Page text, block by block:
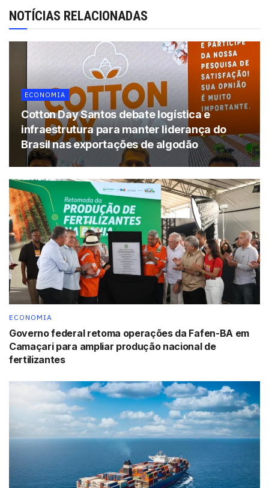
NOTÍCIAS RELACIONADAS
ECONOMIA
Cotton Day Santos debate logística e
infraestrutura para manter liderança do
Brasil nas exportações de algodão
ECONOMIA
Governo federal retoma operações da Fafen-BA em
Camaçari para ampliar produção nacional de
fertilizantes